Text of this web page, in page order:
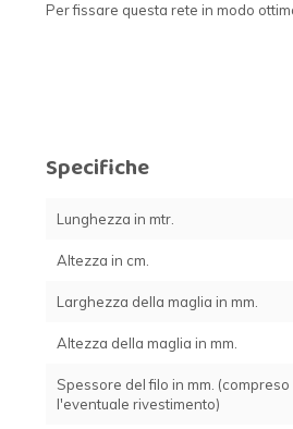
Per fissare questa rete in modo
Specifiche
Lunghezza in mtr.
Altezza in cm.
Larghezza della maglia in mm.
Altezza della maglia in mm.
Spessore del filo in mm. (compreso
l'eventuale rivestimento)